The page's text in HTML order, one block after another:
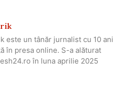
este un tânăr jurnalist cu 10 ani
în presa online. S-a alăturat
în luna aprilie 2025